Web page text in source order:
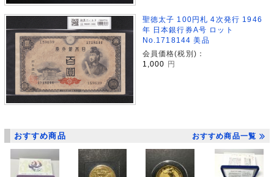
聖徳太子 100円札 4次発行 1946
年 日本銀行券A号 ロット
No.1718144 美品
会員価格(税別)：
1,000 円
おすすめ商品 おすすめ商品一覧